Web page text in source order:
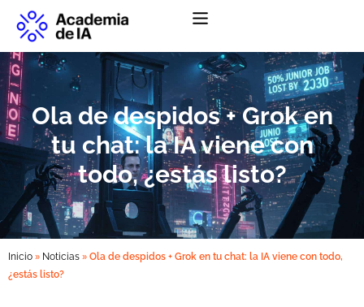
Ola de despidos + Grok en
tu chat: la IA viene con
todo, ¿estás listo?
Inicio » Noticias » Ola de despidos + Grok en tu chat: la IA viene con todo,
¿estás listo?